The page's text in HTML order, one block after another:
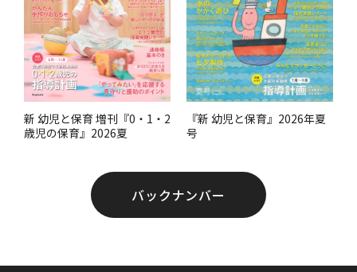
新 幼児と保育 増刊『0・1・2
歳児の保育』2026夏
『新 幼児と保育』2026年夏
号
バックナンバー